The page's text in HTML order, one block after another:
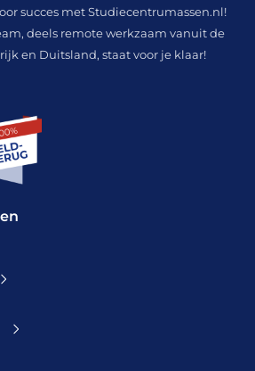
succes met Studiecentrumassen.nl!
deels remote werkzaam vanuit de
en Duitsland, staat voor je klaar!